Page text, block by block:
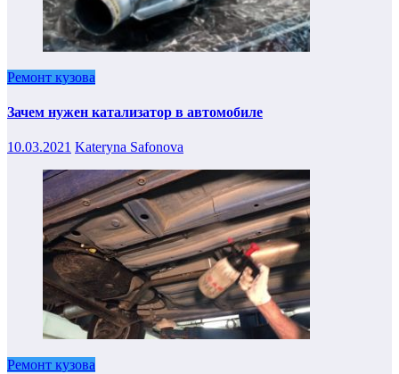
Ремонт кузова
Зачем нужен катализатор в автомобиле
10.03.2021 Kateryna Safonova
Ремонт кузова